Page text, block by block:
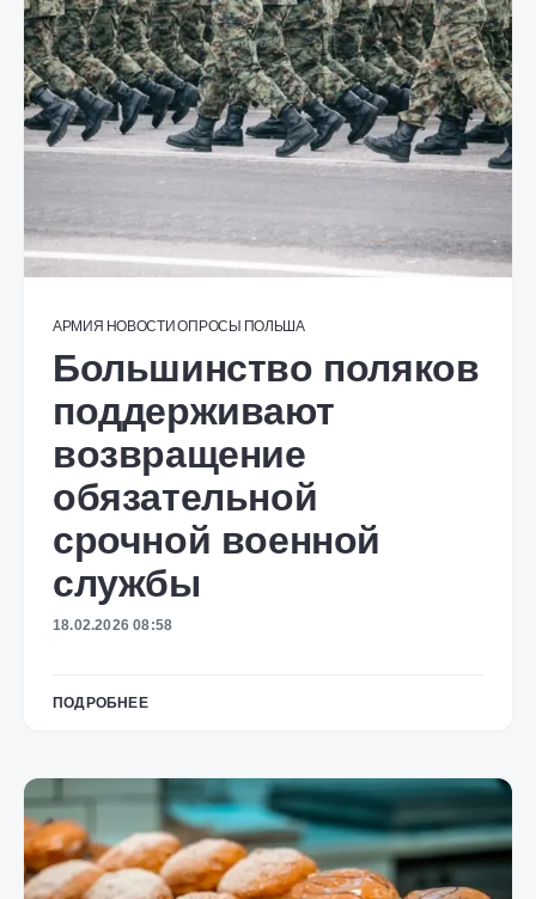
АРМИЯ НОВОСТИ ОПРОСЫ ПОЛЬША
Большинство поляков
поддерживают
возвращение
обязательной
срочной военной
службы
18.02.2026 08:58
ПОДРОБНЕЕ